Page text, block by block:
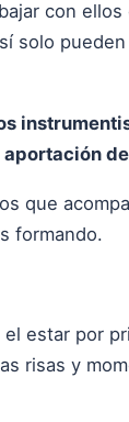
con
solo
que
formando.
estar por
risas y